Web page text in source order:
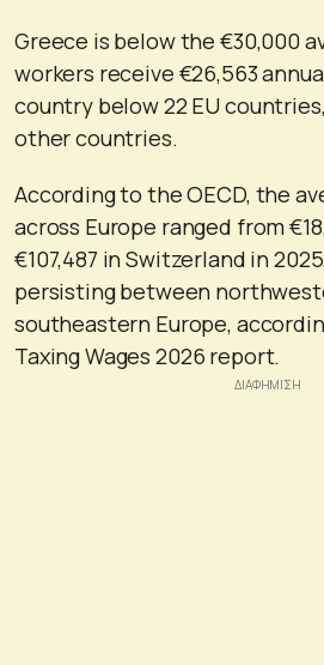
Greece is below the €30,000
workers receive €26,563
country below 22 EU
other countries.
According to the OECD, the
across Europe ranged from
€107,487 in Switzerland in
persisting between
southeastern Europe,
Taxing Wages 2026 report.